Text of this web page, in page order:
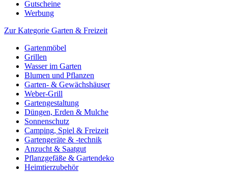
Gutscheine
Werbung
Zur Kategorie Garten & Freizeit
Gartenmöbel
Grillen
Wasser im Garten
Blumen und Pflanzen
Garten- & Gewächshäuser
Weber-Grill
Gartengestaltung
Düngen, Erden & Mulche
Sonnenschutz
Camping, Spiel & Freizeit
Gartengeräte & -technik
Anzucht & Saatgut
Pflanzgefäße & Gartendeko
Heimtierzubehör